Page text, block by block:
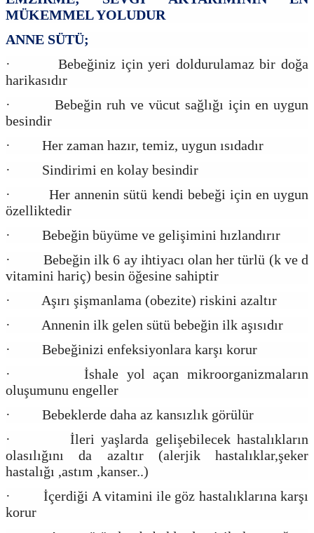
MÜKEMMEL YOLUDUR
ANNE SÜTÜ;
· Bebeğiniz için yeri doldurulamaz bir doğa
harikasıdır
· Bebeğin ruh ve vücut sağlığı için en uygun
besindir
· Her zaman hazır, temiz, uygun ısıdadır
· Sindirimi en kolay besindir
· Her annenin sütü kendi bebeği için en uygun
özelliktedir
· Bebeğin büyüme ve gelişimini hızlandırır
· Bebeğin ilk 6 ay ihtiyacı olan her türlü (k ve d
vitamini hariç) besin öğesine sahiptir
· Aşırı şişmanlama (obezite) riskini azaltır
· Annenin ilk gelen sütü bebeğin ilk aşısıdır
· Bebeğinizi enfeksiyonlara karşı korur
· İshale yol açan mikroorganizmaların
oluşumunu engeller
· Bebeklerde daha az kansızlık görülür
· İleri yaşlarda gelişebilecek hastalıkların
olasılığını da azaltır (alerjik hastalıklar,şeker
hastalığı ,astım ,kanser..)
· İçerdiği A vitamini ile göz hastalıklarına karşı
korur